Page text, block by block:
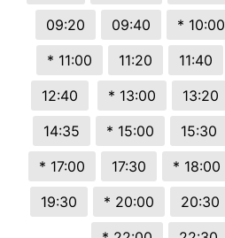
09:20
09:40 * 10:00
* 11:00
11:20 11:40
12:40
* 13:00 13:20
14:35
* 15:00 15:30
* 17:00
17:30 * 18:00
19:30
* 20:00 20:30